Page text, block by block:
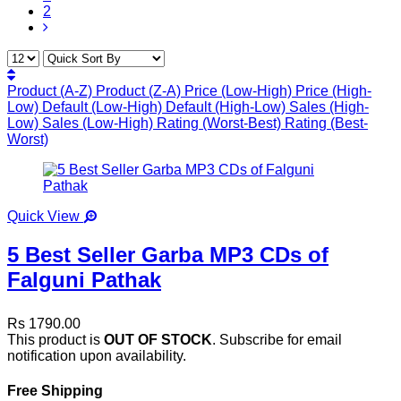
2
Product (A-Z) Product (Z-A) Price (Low-High) Price (High-
Low) Default (Low-High) Default (High-Low) Sales (High-
Low) Sales (Low-High) Rating (Worst-Best) Rating (Best-
Worst)
Quick View
5 Best Seller Garba MP3 CDs of
Falguni Pathak
Rs 1790.00
This product is OUT OF STOCK. Subscribe for email
notification upon availability.
Free Shipping